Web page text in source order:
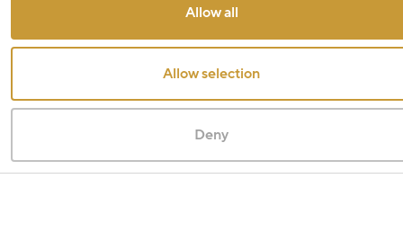
Allow all
Allow selection
Deny